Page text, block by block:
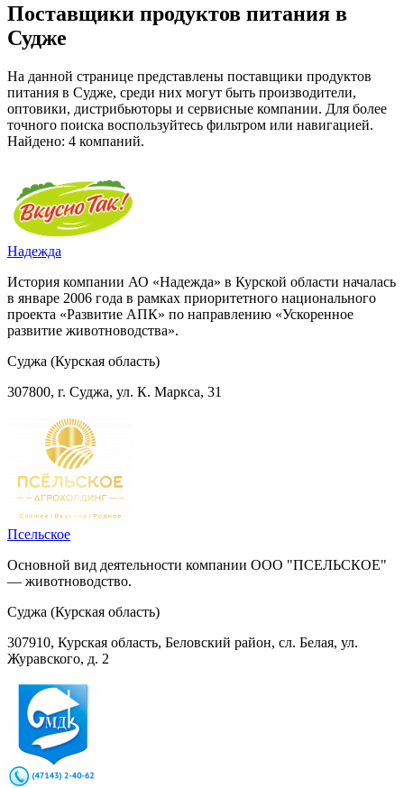
Поставщики продуктов питания в
Судже
На данной странице представлены поставщики продуктов
питания в Судже, среди них могут быть производители,
оптовики, дистрибьюторы и сервисные компании. Для более
точного поиска воспользуйтесь фильтром или навигацией.
Найдено: 4 компаний.
Надежда
История компании АО «Надежда» в Курской области началась
в январе 2006 года в рамках приоритетного национального
проекта «Развитие АПК» по направлению «Ускоренное
развитие животноводства».
Суджа (Курская область)
307800, г. Суджа, ул. К. Маркса, 31
Псельское
Основной вид деятельности компании ООО "ПСЕЛЬСКОЕ"
— животноводство.
Суджа (Курская область)
307910, Курская область, Беловский район, сл. Белая, ул.
Журавского, д. 2